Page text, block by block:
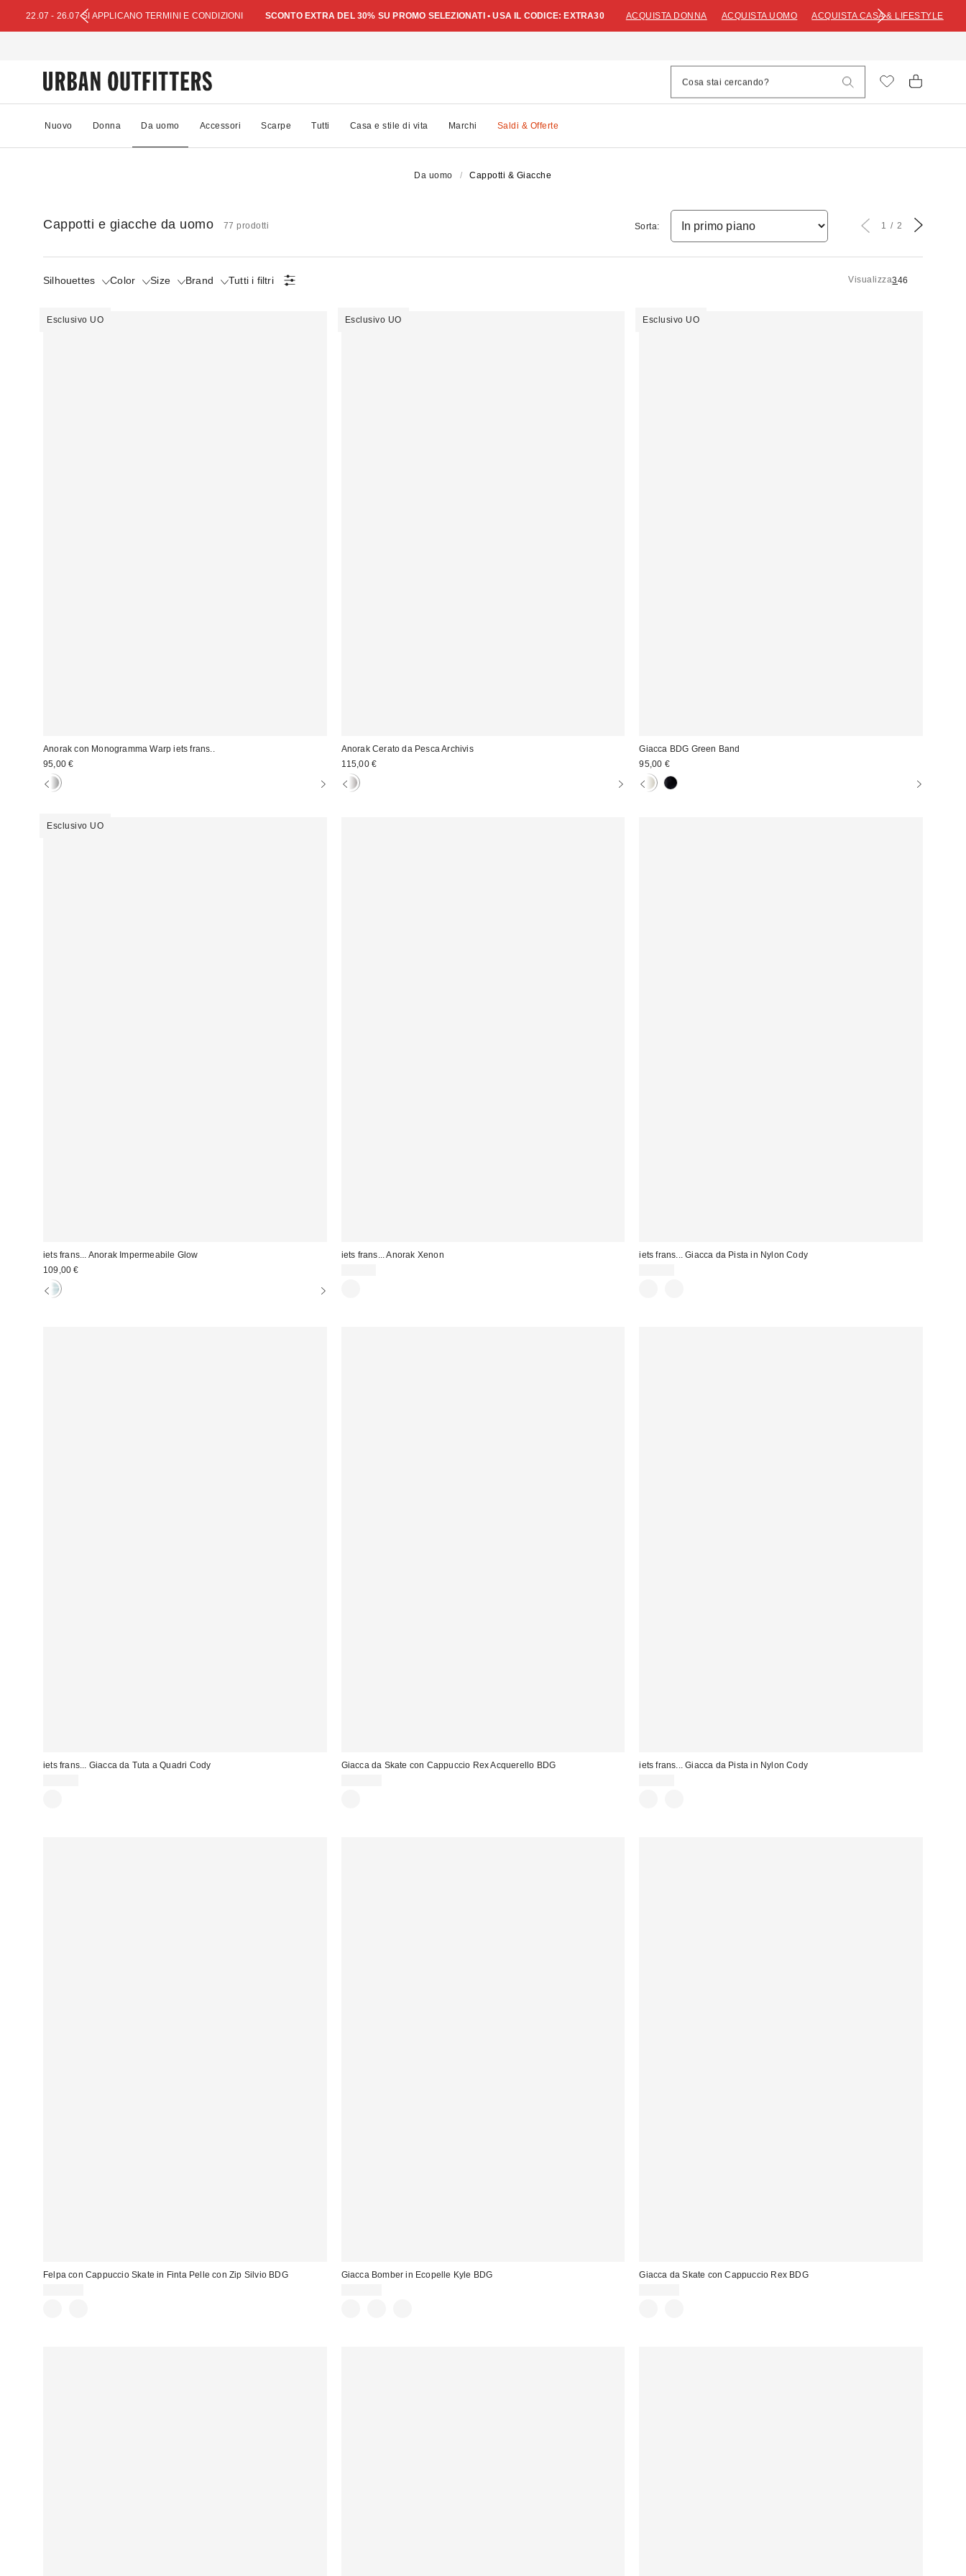
22.07 - 26.07 SI APPLICANO TERMINI E CONDIZIONI SCONTO EXTRA DEL 30% SU PROMO SELEZIONATI • USA IL CODICE: EXTRA30 ACQUISTA DONNA ACQUISTA UOMO ACQUISTA CASA & LIFESTYLE
Nuovo Donna Da uomo Accessori Scarpe Tutti Casa e stile di vita Marchi Saldi & Offerte
Da uomo Cappotti & Giacche
Cappotti e giacche da uomo 77 prodotti
Silhouettes Color Size Brand Tutti i filtri Visualizza346
Sorta: 1 2
Esclusivo UO
Anorak con Monogramma Warp iets frans..
95,00 €
Esclusivo UO
Anorak Cerato da Pesca Archivis
115,00 €
Esclusivo UO
Giacca BDG Green Band
95,00 €
Esclusivo UO
iets frans... Anorak Impermeabile Glow
109,00 €
iets frans... Anorak Xenon
iets frans... Giacca da Pista in Nylon Cody
iets frans... Giacca da Tuta a Quadri Cody
Giacca da Skate con Cappuccio Rex Acquerello BDG
iets frans... Giacca da Pista in Nylon Cody
Felpa con Cappuccio Skate in Finta Pelle con Zip Silvio BDG
Giacca Bomber in Ecopelle Kyle BDG
Giacca da Skate con Cappuccio Rex BDG